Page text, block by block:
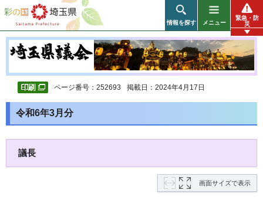
彩の国 埼玉県
情報を探す メニュー
緊急・防
災
ページ番号：252693 掲載日：2024年4月17日
令和6年3月分
議長
画面サイズで表示